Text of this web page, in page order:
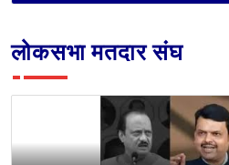
लोकसभा मतदार संघ